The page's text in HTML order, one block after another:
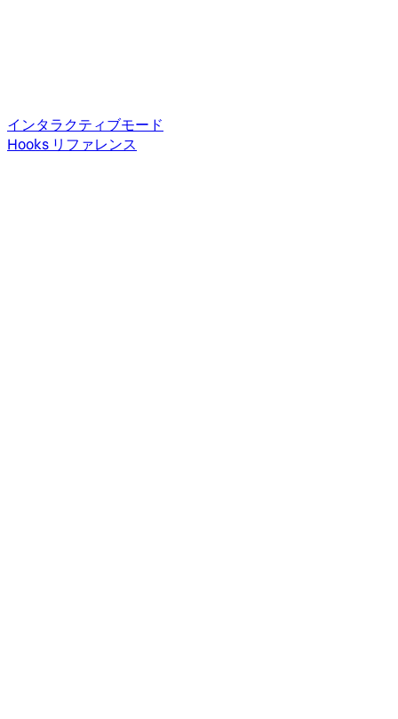
インタラクティブモード
Hooks リファレンス